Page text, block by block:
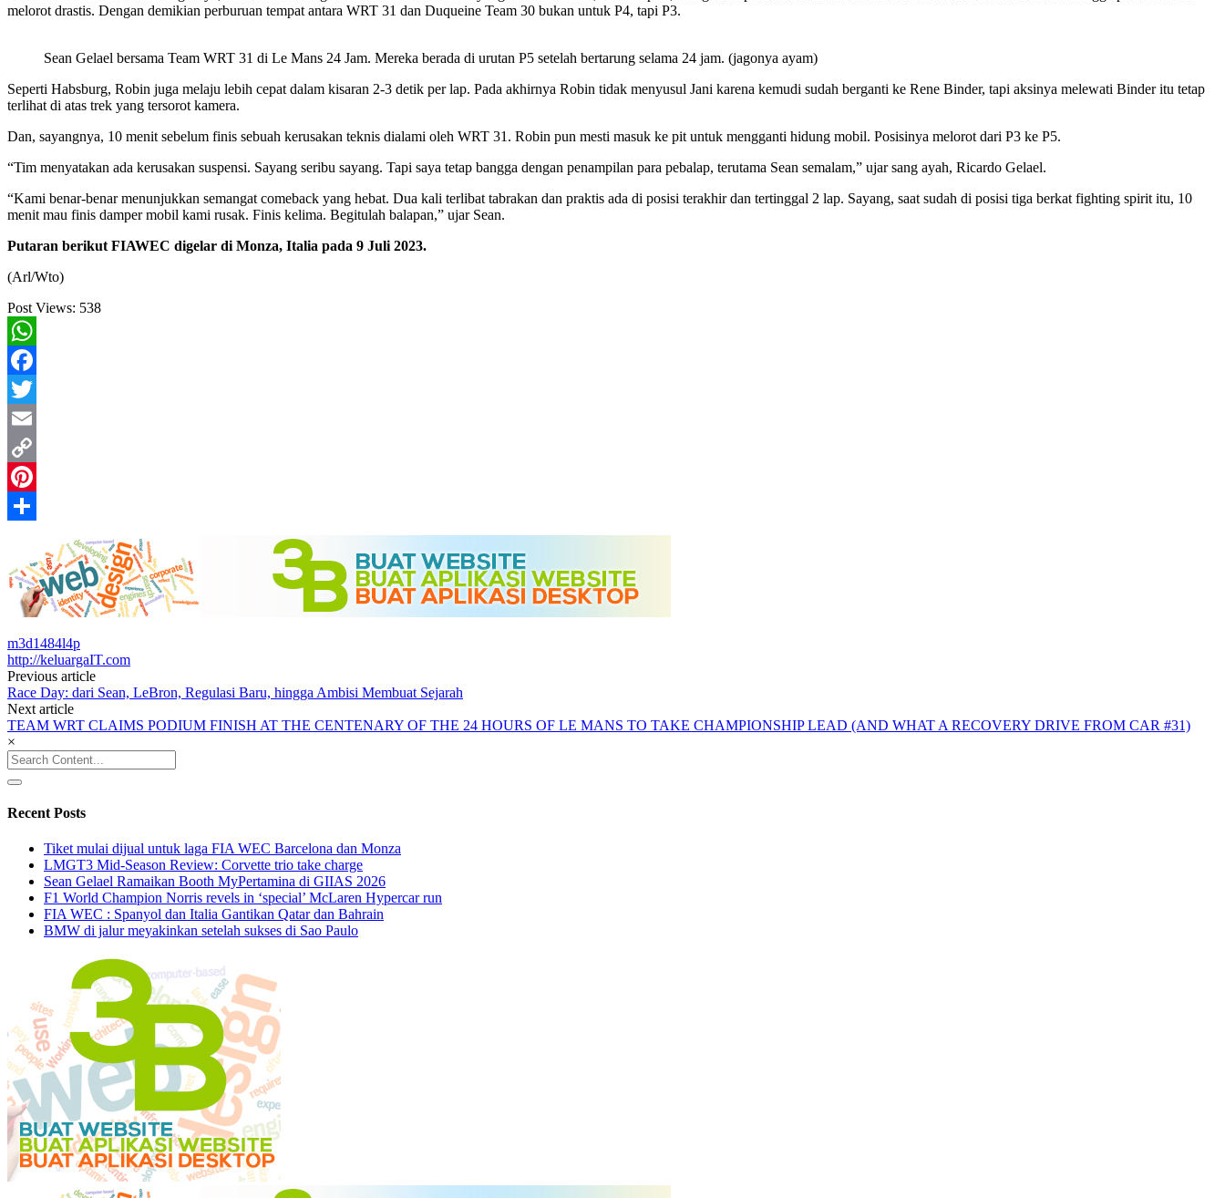
melorot drastis. Dengan demikian perburuan tempat antara WRT 31 dan Duqueine Team 30 bukan untuk P4, tapi P3.
Sean Gelael bersama Team WRT 31 di Le Mans 24 Jam. Mereka berada di urutan P5 setelah bertarung selama 24 jam. (jagonya ayam)
Seperti Habsburg, Robin juga melaju lebih cepat dalam kisaran 2-3 detik per lap. Pada akhirnya Robin tidak menyusul Jani karena kemudi sudah berganti ke Rene Binder, tapi aksinya melewati Binder itu tetap
terlihat di atas trek yang tersorot kamera.
Dan, sayangnya, 10 menit sebelum finis sebuah kerusakan teknis dialami oleh WRT 31. Robin pun mesti masuk ke pit untuk mengganti hidung mobil. Posisinya melorot dari P3 ke P5.
“Tim menyatakan ada kerusakan suspensi. Sayang seribu sayang. Tapi saya tetap bangga dengan penampilan para pebalap, terutama Sean semalam,” ujar sang ayah, Ricardo Gelael.
“Kami benar-benar menunjukkan semangat comeback yang hebat. Dua kali terlibat tabrakan dan praktis ada di posisi terakhir dan tertinggal 2 lap. Sayang, saat sudah di posisi tiga berkat fighting spirit itu, 10
menit mau finis damper mobil kami rusak. Finis kelima. Begitulah balapan,” ujar Sean.
Putaran berikut FIAWEC digelar di Monza, Italia pada 9 Juli 2023.
(Arl/Wto)
Post Views: 538
WhatsApp
Facebook
Twitter
Email
Copy
Link
Pinterest
m3d1484l4p
http://keluargaIT.com
Post
navigation
Previous article
Race Day: dari Sean, LeBron, Regulasi Baru, hingga Ambisi Membuat Sejarah
Next article
TEAM WRT CLAIMS PODIUM FINISH AT THE CENTENARY OF THE 24 HOURS OF LE MANS TO TAKE CHAMPIONSHIP LEAD (AND WHAT A RECOVERY DRIVE FROM CAR #31)
×
Search
for:
Recent Posts
Tiket mulai dijual untuk laga FIA WEC Barcelona dan Monza
LMGT3 Mid-Season Review: Corvette trio take charge
Sean Gelael Ramaikan Booth MyPertamina di GIIAS 2026
F1 World Champion Norris revels in ‘special’ McLaren Hypercar run
FIA WEC : Spanyol dan Italia Gantikan Qatar dan Bahrain
BMW di jalur meyakinkan setelah sukses di Sao Paulo